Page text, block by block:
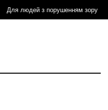
Для людей з порушенням зору